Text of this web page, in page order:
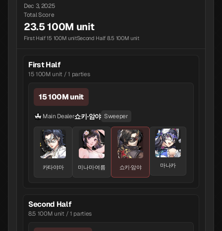
Dec 3, 2025
Total Score
23.5 100M unit
First Half 15 100M unitSecond Half 8.5 100M unit
First Half
15 100M unit / 1 parties
15 100M unit
Main Dealer쇼키·암야 Sweeper
카타야마 미나미·여름 쇼키·암야 마나카
Second Half
8.5 100M unit / 1 parties